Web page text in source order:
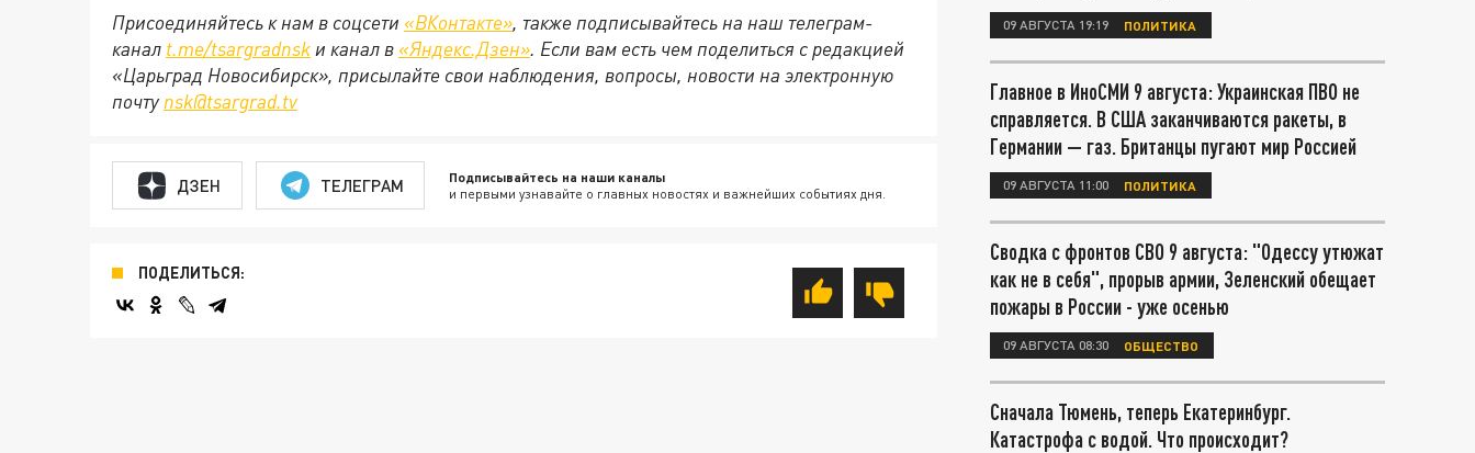
Присоединяйтесь к нам в соцсети «ВКонтакте», также подписывайтесь на наш телеграм-
канал t.me/tsargradnsk и канал в «Яндекс.Дзен». Если вам есть чем поделиться с редакцией
«Царьград Новосибирск», присылайте свои наблюдения, вопросы, новости на электронную
почту nsk@tsargrad.tv
ДЗЕН ТЕЛЕГРАМ Подписывайтесь на наши каналы
и первыми узнавайте о главных новостях и важнейших событиях дня.
ПОДЕЛИТЬСЯ:
09 АВГУСТА 19:19 ПОЛИТИКА
Главное в ИноСМИ 9 августа: Украинская ПВО не
справляется. В США заканчиваются ракеты, в
Германии — газ. Британцы пугают мир Россией
09 АВГУСТА 11:00 ПОЛИТИКА
Сводка с фронтов СВО 9 августа: "Одессу утюжат
как не в себя", прорыв армии, Зеленский обещает
пожары в России - уже осенью
09 АВГУСТА 08:30 ОБЩЕСТВО
Сначала Тюмень, теперь Екатеринбург.
Катастрофа с водой. Что происходит?